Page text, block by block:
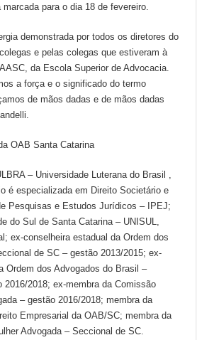
para o dia 18 de fevereiro.
demonstrada por todos os diretores do
e pelas colegas que estiveram à
da Escola Superior de Advocacia.
a força e o significado do termo
de mãos dadas e de mãos dadas
OAB Santa Catarina
– Universidade Luterana do Brasil ,
é especializada em Direito Societário e
Pesquisas e Estudos Jurídicos – IPEJ;
do Sul de Santa Catarina – UNISUL,
ex-conselheira estadual da Ordem dos
de SC – gestão 2013/2015; ex-
Ordem dos Advogados do Brasil –
2018; ex-membra da Comissão
– gestão 2016/2018; membra da
Empresarial da OAB/SC; membra da
Advogada – Seccional de SC.